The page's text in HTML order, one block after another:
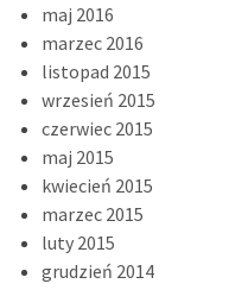
maj 2016
marzec 2016
listopad 2015
wrzesień 2015
czerwiec 2015
maj 2015
kwiecień 2015
marzec 2015
luty 2015
grudzień 2014